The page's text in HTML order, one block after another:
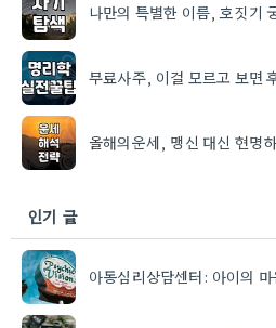
나만의 특별한 이름, 호짓기
무료사주, 이걸 모르고 보면
올해의운세, 맹신 대신 현명
인기 글
아동심리상담센터: 아이의